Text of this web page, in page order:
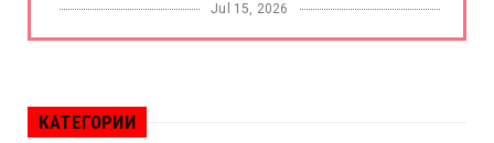
Jul 15, 2026
БОРАЦ
КАТЕГОРИИ